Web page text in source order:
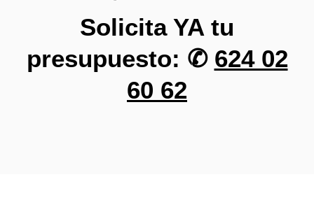
Solicita YA tu
presupuesto: ✆ 624 02
60 62